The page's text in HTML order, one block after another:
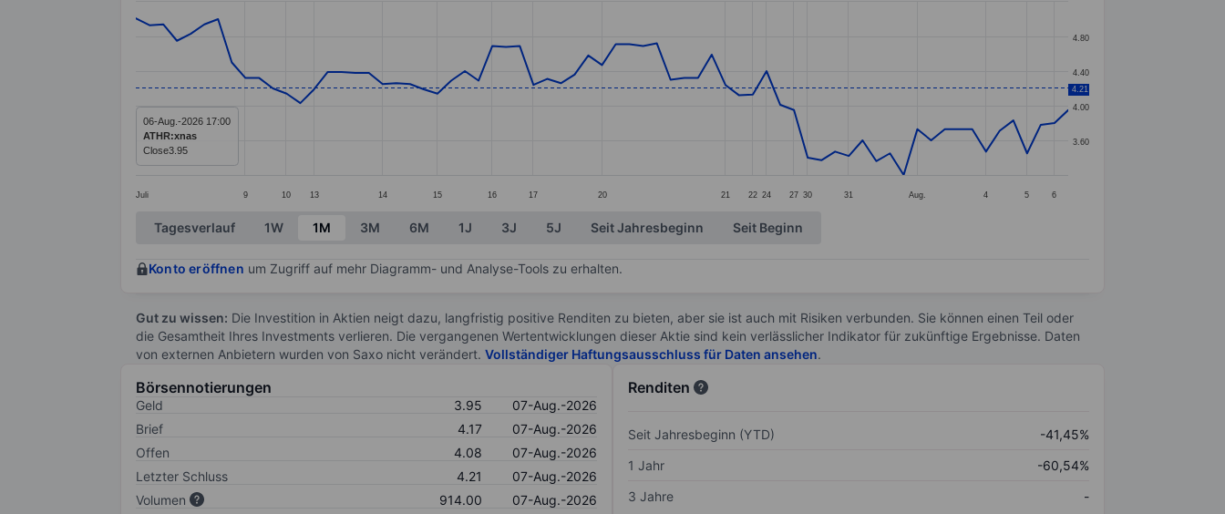
Line chart with 69 data points.
The chart has 1 X axis displaying categories.
The chart has 1 Y axis displaying values. Data ranges from 3.2 to 5.01.
Juli 9 10 13 14 15 16 17 20 21 22 24 27 30 31 Aug. 4 5 6
3.60
4.00
4.40
4.80
4.21
06-Aug.-2026 17:00
ATHR:xnas
Close3.95
End of interactive chart.
Tagesverlauf 1W 1M 3M 6M 1J 3J 5J Seit Jahresbeginn Seit Beginn
Konto eröffnen um Zugriff auf mehr Diagramm- und Analyse-Tools zu erhalten.
Gut zu wissen: Die Investition in Aktien neigt dazu, langfristig positive Renditen zu bieten, aber sie ist auch mit Risiken verbunden. Sie können einen Teil oder
die Gesamtheit Ihres Investments verlieren. Die vergangenen Wertentwicklungen dieser Aktie sind kein verlässlicher Indikator für zukünftige Ergebnisse. Daten
von externen Anbietern wurden von Saxo nicht verändert. Vollständiger Haftungsausschluss für Daten ansehen.
Börsennotierungen
Geld 3.95
07-Aug.-2026
Brief
4.17
07-Aug.-2026
Offen
4.08
07-Aug.-2026
Letzter Schluss
4.21
07-Aug.-2026
Volumen
914.00
07-Aug.-2026
Renditen
Seit Jahresbeginn (YTD)
-41,45%
1 Jahr
-60,54%
3 Jahre
-